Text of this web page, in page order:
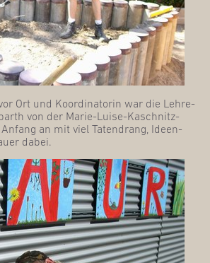
Ort und Koor­di­na­to­rin war die Leh­re­
von der Marie-Lui­se-Kaschnitz-
an mit viel Taten­drang, Ideen­
dabei.